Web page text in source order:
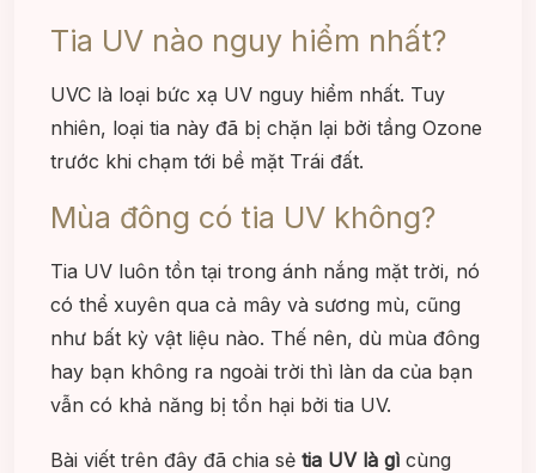
Tia UV nào nguy hiểm nhất?
UVC là loại bức xạ UV nguy hiểm nhất. Tuy
nhiên, loại tia này đã bị chặn lại bởi tầng Ozone
trước khi chạm tới bề mặt Trái đất.
Mùa đông có tia UV không?
Tia UV luôn tồn tại trong ánh nắng mặt trời, nó
có thể xuyên qua cả mây và sương mù, cũng
như bất kỳ vật liệu nào. Thế nên, dù mùa đông
hay bạn không ra ngoài trời thì làn da của bạn
vẫn có khả năng bị tổn hại bởi tia UV.
Bài viết trên đây đã chia sẻ tia UV là gì cùng